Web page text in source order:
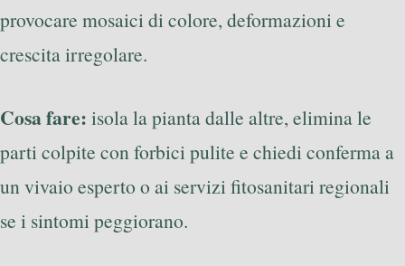
provocare mosaici di colore, deformazioni e
crescita irregolare.
Cosa fare: isola la pianta dalle altre, elimina le
parti colpite con forbici pulite e chiedi conferma a
un vivaio esperto o ai servizi fitosanitari regionali
se i sintomi peggiorano.